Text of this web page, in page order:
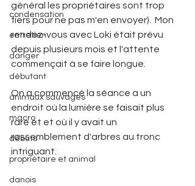
condensation
entretien
danger
débutant
animaux sauvages
macro
débuts
propriétaire et animal
danois
général les propriétaires sont trop
fiers pour ne pas m'en envoyer).  Mon
rendez-vous avec Loki était prévu
depuis plusieurs mois et l'attente
commençait à se faire longue.
On a commencé la séance a un
endroit où la lumière se faisait plus
rare et et où il y avait un
rassemblement d'arbres au tronc
intriguant.